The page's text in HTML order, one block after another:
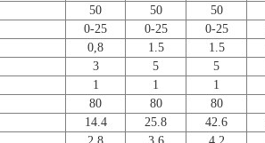
50 50 50
0-25 0-25 0-25
0,8 1.5 1.5
3 5 5
1 1 1
80 80 80
14.4 25.8 42.6